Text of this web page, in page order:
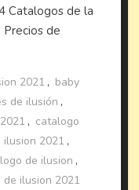
Catalogos de la
de
2021 , baby
de ilusión ,
, catalogo
2021 ,
de ilusion ,
de ilusion 2021